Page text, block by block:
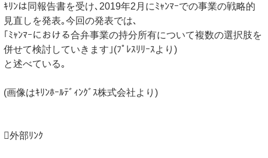
ｷﾘﾝは同報告書を受け､2019年2月にﾐｬﾝﾏｰでの事業の戦略的
見直しを発表｡今回の発表では､
｢ﾐｬﾝﾏｰにおける合弁事業の持分所有について複数の選択肢を
併せて検討していきます｣(ﾌﾟﾚｽﾘﾘｰｽより)
と述べている｡
(画像はｷﾘﾝﾎｰﾙﾃﾞｨﾝｸﾞｽ株式会社より)
外部ﾘﾝｸ